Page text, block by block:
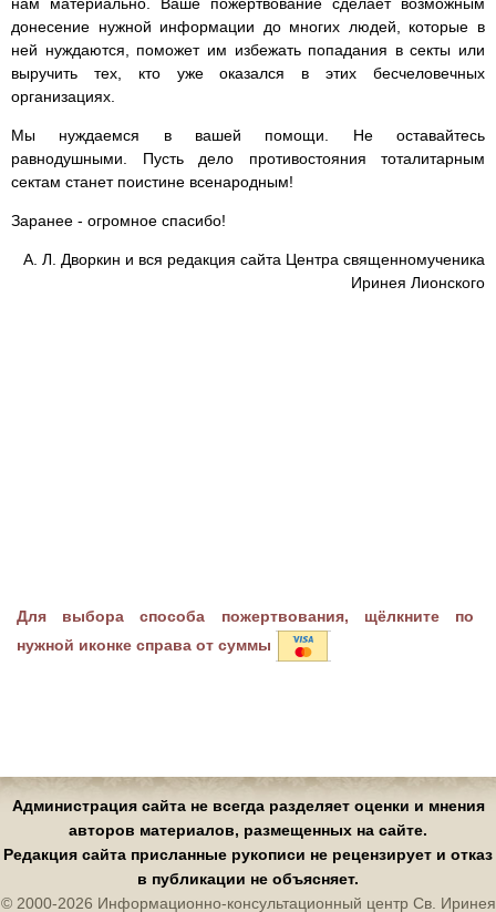
донесение нужной информации до многих людей, которые в
ней нуждаются, поможет им избежать попадания в секты или
выручить тех, кто уже оказался в этих бесчеловечных
организациях.
Мы нуждаемся в вашей помощи. Не оставайтесь
равнодушными. Пусть дело противостояния тоталитарным
сектам станет поистине всенародным!
Заранее - огромное спасибо!
А. Л. Дворкин и вся редакция сайта Центра священномученика
Иринея Лионского
Для выбора способа пожертвования, щёлкните по
нужной иконке справа от суммы
Администрация сайта не всегда разделяет оценки и мнения
авторов материалов, размещенных на сайте.
Редакция сайта присланные рукописи не рецензирует и отказ
в публикации не объясняет.
© 2000-2026 Информационно-консультационный центр Св. Иринея